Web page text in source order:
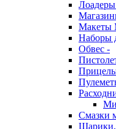
Наборы
Обвес -
Смазки
Шарики,